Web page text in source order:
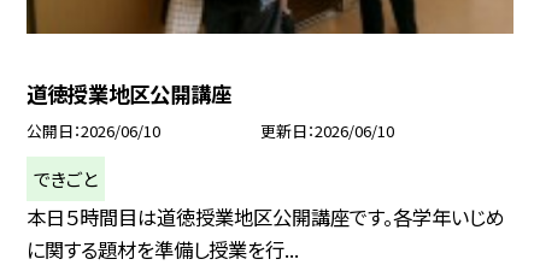
道徳授業地区公開講座
公開日 2026/06/10 更新日 2026/06/10
できごと
本日５時間目は道徳授業地区公開講座です。各学年いじめ
に関する題材を準備し授業を行...